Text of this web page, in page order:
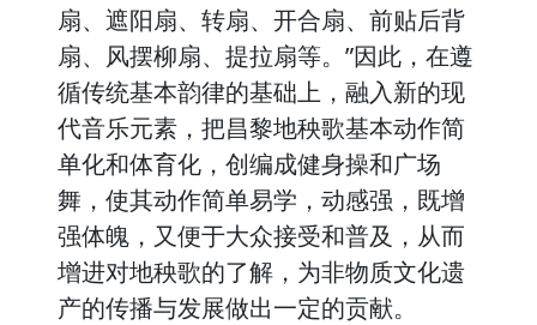
扇、遮阳扇、转扇、开合扇、前贴后背
扇、风摆柳扇、提拉扇等。”因此，在遵
循传统基本韵律的基础上，融入新的现
代音乐元素，把昌黎地秧歌基本动作简
单化和体育化，创编成健身操和广场
舞，使其动作简单易学，动感强，既增
强体魄，又便于大众接受和普及，从而
增进对地秧歌的了解，为非物质文化遗
产的传播与发展做出一定的贡献。